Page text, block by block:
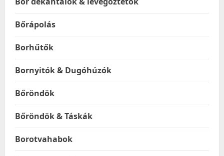
Bőrápolás
Borhűtők
Bornyitók & Dugóhúzók
Bőröndök
Bőröndök & Táskák
Borotvahabok